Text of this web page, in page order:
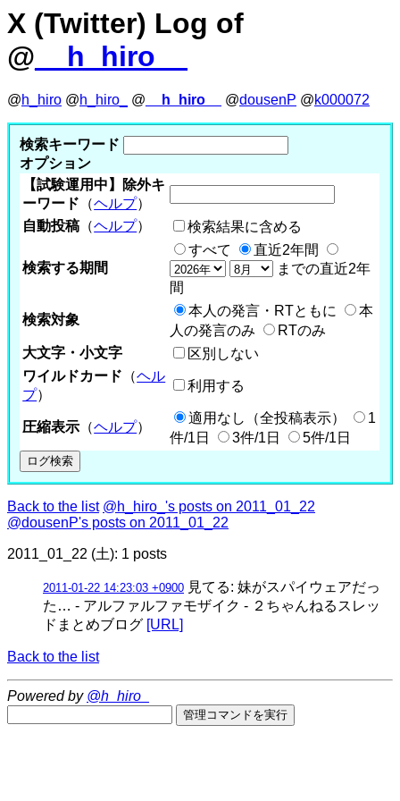
X (Twitter) Log of
@ __h_hiro__
@h_hiro @h_hiro_ @ __h_hiro__ @dousenP @k000072
検索キーワード
オプション
【試験運用中】除外キ
ーワード （ヘルプ）
自動投稿 （ヘルプ） 検索結果に含める
検索する期間
すべて
直近2年間
までの直近2年
間
検索対象
本人の発言・RTともに
本
人の発言のみ
RTのみ
大文字・小文字
区別しない
ワイルドカード （ヘル
プ）
利用する
圧縮表示 （ヘルプ）
適用なし（全投稿表示）
1
件/1日
3件/1日 5件/1日
Back to the list @h_hiro_'s posts on 2011_01_22
@dousenP's posts on 2011_01_22
2011_01_22 (土): 1 posts
2011-01-22 14:23:03 +0900 見てる: 妹がスパイウェアだっ
た… - アルファルファモザイク - ２ちゃんねるスレッ
ドまとめブログ [URL]
Back to the list
Powered by @h_hiro_